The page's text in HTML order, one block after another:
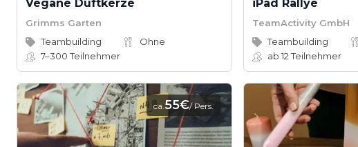
Vegane Duftkerze
Grimms Garten
Teambuilding
Ohne
7–300Teilnehmer
iPad Rallye
TeamActivity GmbH
Teambuilding
ab 12Teilnehmer
ca.55€/ Pers.